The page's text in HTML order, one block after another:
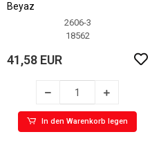
Beyaz
2606-3
18562
41,58 EUR
In den Warenkorb legen